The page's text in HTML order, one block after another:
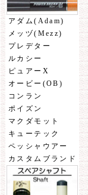
アダム(Adam)
メッヅ(Mezz)
プレデター
ルカシー
ピュアーX
オービー(OB)
コンラン
ポイズン
マクダモット
キューテック
ペッシャウアー
カスタムブランド